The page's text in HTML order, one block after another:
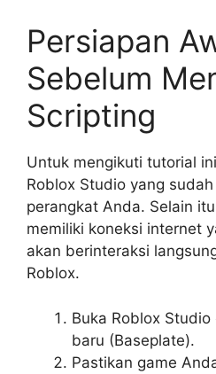
Persiapan
Sebelum
Scripting
Untuk mengikuti tutorial
Roblox Studio yang
perangkat Anda. Selain
memiliki koneksi internet
akan berinteraksi
Roblox.
Buka Roblox
baru (Baseplate).
Pastikan game